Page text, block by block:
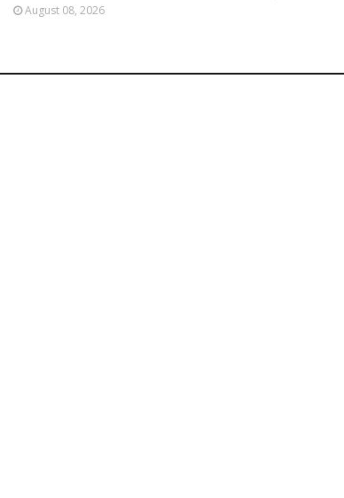
August 08, 2026